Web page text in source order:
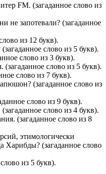
FM. (загаданное слово из
не запотевали? (загаданное
из 12 букв).
слово из 5 букв).
слово из 3 букв).
(загаданное слово из 5 букв).
слово из 7 букв).
(загаданное слово из
слово из 9 букв).
слово из 4 букв).
(загаданное слово из 8
этимологически
Харибды? (загаданное слово
из 5 букв).